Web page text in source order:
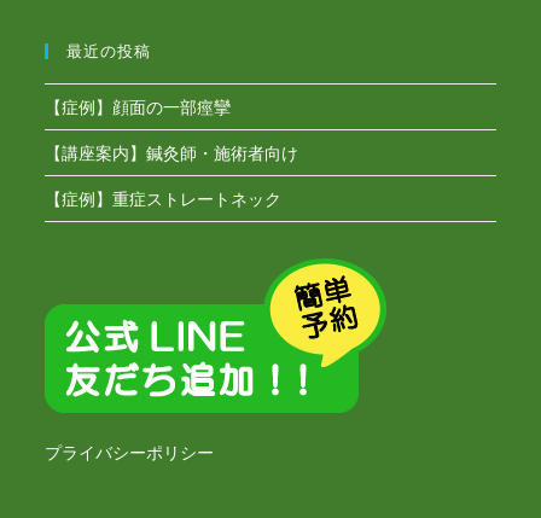
最近の投稿
【症例】顔面の一部痙攣
【講座案内】鍼灸師・施術者向け
【症例】重症ストレートネック
プライバシーポリシー